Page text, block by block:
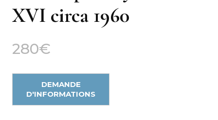
XVI circa 1960
280€